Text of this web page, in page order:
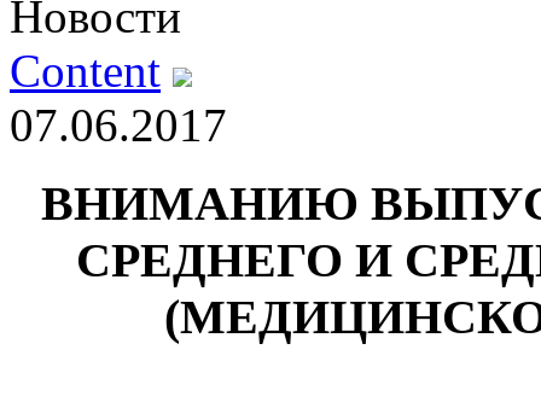
Новости
Content
07.06.2017
ВНИМАНИЮ
СРЕДНЕГО И